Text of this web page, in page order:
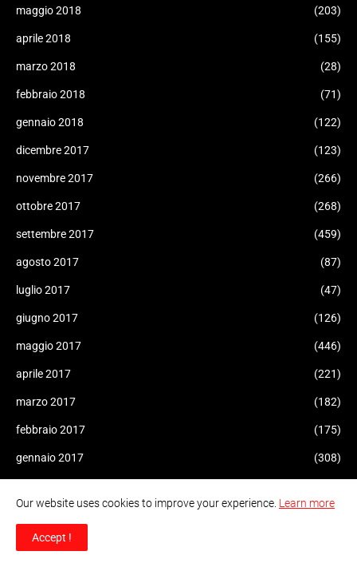
maggio 2018 (203)
aprile 2018 (155)
marzo 2018 (28)
febbraio 2018 (71)
gennaio 2018 (122)
dicembre 2017 (123)
novembre 2017 (266)
ottobre 2017 (268)
settembre 2017 (459)
agosto 2017 (87)
luglio 2017 (47)
giugno 2017 (126)
maggio 2017 (446)
aprile 2017 (221)
marzo 2017 (182)
febbraio 2017 (175)
gennaio 2017 (308)
ottobre 2016
Our website uses cookies to improve your experience. Learn more
Accept !